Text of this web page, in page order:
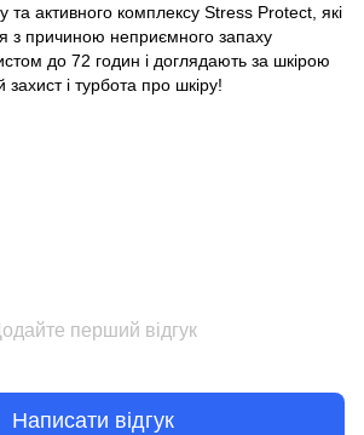
та активного комплексу Stress Protect, які
з причиною неприємного запаху
до 72 годин і доглядають за шкірою
і турбота про шкіру!
перший відгук
Написати відгук